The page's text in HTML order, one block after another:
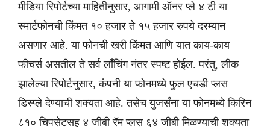
मीडिया रिपोर्टच्या माहितीनुसार, आगामी ऑनर प्ले ४ टी या
स्मार्टफोनची किंमत १० हजार ते १५ हजार रुपये दरम्यान
असणार आहे. या फोनची खरी किंमत आणि यात काय-काय
फीचर्स असतील ते सर्व लाँचिंग नंतर स्पष्ट होईल. परंतु, लीक
झालेल्या रिपोर्टनुसार, कंपनी या फोनमध्ये फुल एचडी प्लस
डिस्प्ले देण्याची शक्यता आहे. तसेच युजर्संना या फोनमध्ये किरिन
८१० चिपसेटसह ४ जीबी रॅम प्लस ६४ जीबी मिळण्याची शक्यता